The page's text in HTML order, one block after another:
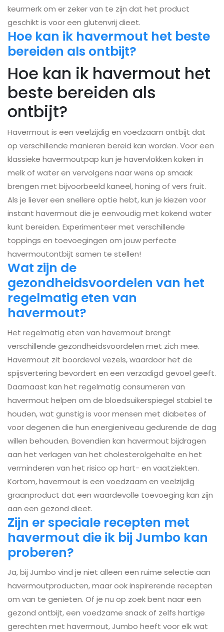
keurmerk om er zeker van te zijn dat het product
geschikt is voor een glutenvrij dieet.
Hoe kan ik havermout het beste
bereiden als ontbijt?
Hoe kan ik havermout het
beste bereiden als
ontbijt?
Havermout is een veelzijdig en voedzaam ontbijt dat
op verschillende manieren bereid kan worden. Voor een
klassieke havermoutpap kun je havervlokken koken in
melk of water en vervolgens naar wens op smaak
brengen met bijvoorbeeld kaneel, honing of vers fruit.
Als je liever een snellere optie hebt, kun je kiezen voor
instant havermout die je eenvoudig met kokend water
kunt bereiden. Experimenteer met verschillende
toppings en toevoegingen om jouw perfecte
havermoutontbijt samen te stellen!
Wat zijn de
gezondheidsvoordelen van het
regelmatig eten van
havermout?
Het regelmatig eten van havermout brengt
verschillende gezondheidsvoordelen met zich mee.
Havermout zit boordevol vezels, waardoor het de
spijsvertering bevordert en een verzadigd gevoel geeft.
Daarnaast kan het regelmatig consumeren van
havermout helpen om de bloedsuikerspiegel stabiel te
houden, wat gunstig is voor mensen met diabetes of
voor degenen die hun energieniveau gedurende de dag
willen behouden. Bovendien kan havermout bijdragen
aan het verlagen van het cholesterolgehalte en het
verminderen van het risico op hart- en vaatziekten.
Kortom, havermout is een voedzaam en veelzijdig
graanproduct dat een waardevolle toevoeging kan zijn
aan een gezond dieet.
Zijn er speciale recepten met
havermout die ik bij Jumbo kan
proberen?
Ja, bij Jumbo vind je niet alleen een ruime selectie aan
havermoutproducten, maar ook inspirerende recepten
om van te genieten. Of je nu op zoek bent naar een
gezond ontbijt, een voedzame snack of zelfs hartige
gerechten met havermout, Jumbo heeft voor elk wat